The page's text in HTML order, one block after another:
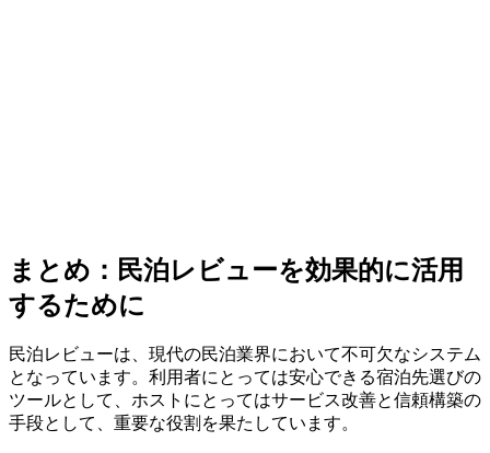
まとめ：民泊レビューを効果的に活用
するために
民泊レビューは、現代の民泊業界において不可欠なシステム
となっています。利用者にとっては安心できる宿泊先選びの
ツールとして、ホストにとってはサービス改善と信頼構築の
手段として、重要な役割を果たしています。